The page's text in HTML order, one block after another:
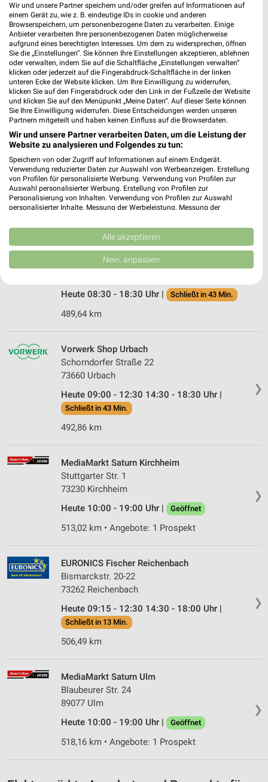
EURONICS Lamparter Blaustein
Ulmer Str. 68
89134 Blaustein
Heute 09:00 - 12:30 14:30 - 18:00 Uhr |
Schließt in 13 Min.
518,72 km
MediaMarkt Saturn Heidenheim
Karlstr. 12
89518 Heidenheim
Heute 09:30 - 19:00 Uhr | Geöffnet
484,66 km • Angebote: 1 Prospekt
❯
EURONICS Bertz Inh. Albert Tschente
Herbrechtingen
Lange Str. 43
Heute 08:30 - 18:30 Uhr |
Schließt in 43 Min.
489,64 km
❯
Vorwerk Shop Urbach
Schorndorfer Straße 22
73660 Urbach
Heute 09:00 - 12:30 14:30 - 18:30 Uhr |
Schließt in 43 Min.
492,86 km
❯
MediaMarkt Saturn Kirchheim
Stuttgarter Str. 1
73230 Kirchheim
Heute 10:00 - 19:00 Uhr |
Geöffnet
513,02 km • Angebote: 1 Prospekt
❯
EURONICS Fischer Reichenbach
Bismarckstr. 20-22
73262 Reichenbach
Heute 09:15 - 12:30 14:30 - 18:00 Uhr |
Schließt in 13 Min.
506,49 km
❯
MediaMarkt Saturn Ulm
Blaubeurer Str. 24
89077 Ulm
Heute 10:00 - 19:00 Uhr |
Geöffnet
518,16 km • Angebote: 1 Prospekt
Wir und unsere Partner speichern und/oder greifen auf Informationen auf
einem Gerät zu, wie z. B. eindeutige IDs in cookie und anderen
Browserspeichern, um personenbezogene Daten zu verarbeiten. Einige
Anbieter verarbeiten Ihre personenbezogenen Daten möglicherweise
aufgrund eines berechtigten Interesses. Um dem zu widersprechen, öffnen
Sie die „Einstellungen“. Sie können Ihre Einstellungen akzeptieren, ablehnen
oder verwalten, indem Sie auf die Schaltfläche „Einstellungen verwalten“
klicken oder jederzeit auf die Fingerabdruck-Schaltfläche in der linken
unteren Ecke der Website klicken. Um Ihre Einwilligung zu widerrufen,
klicken Sie auf den Fingerabdruck oder den Link in der Fußzeile der Website
und klicken Sie auf den Menüpunkt „Meine Daten“. Auf dieser Seite können
Sie Ihre Einwilligung widerrufen. Diese Entscheidungen werden unseren
Partnern mitgeteilt und haben keinen Einfluss auf die Browserdaten.
Wir und unsere Partner verarbeiten Daten, um die Leistung der
Website zu analysieren und Folgendes zu tun:
Speichern von oder Zugriff auf Informationen auf einem Endgerät.
Verwendung reduzierter Daten zur Auswahl von Werbeanzeigen. Erstellung
von Profilen für personalisierte Werbung. Verwendung von Profilen zur
Auswahl personalisierter Werbung. Erstellung von Profilen zur
Personalisierung von Inhalten. Verwendung von Profilen zur Auswahl
personalisierter Inhalte. Messung der Werbeleistung. Messung der
Kombinationen von Daten aus verschiedenen Quellen. Entwicklung und
Verbesserung der Angebote. Verwendung reduzierter Daten zur Auswahl
von Inhalten.
Daten können außerhalb der Europäischen Union weitergegeben und in die
Website/App.
Wir nutzen Ihre Daten für folgende Zwecke:
Speichern von oder Zugriff auf Informationen
auf einem Endgerät
Werbeanzeigen
Verwendung von Profilen zur Auswahl
personalisierter Werbung
Erstellung von Profilen zur Personalisierung
Verwendung von Profilen zur Auswahl
personalisierter Inhalte
Messung der Werbeleistung
Messung der Performance von Inhalten
Analyse von Zielgruppen durch Statistiken oder
Kombinationen von Daten aus verschiedenen
Verwendung reduzierter Daten zur Auswahl von
IAB-Besonderheiten:
Verwendung genauer Standortdaten
Alle akzeptieren
Nein, anpassen